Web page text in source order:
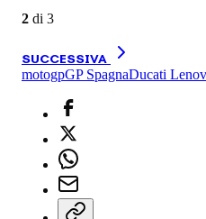
2 di 3
SUCCESSIVA
motogpGP SpagnaDucati